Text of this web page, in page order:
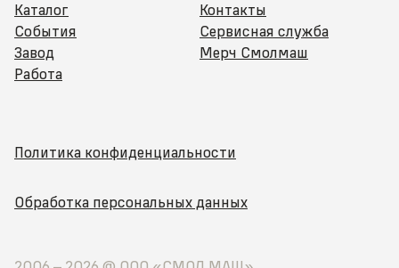
Каталог
События
Завод
Работа
Контакты
Сервисная служба
Мерч Смолмаш
Политика конфиденциальности
Обработка персональных данных